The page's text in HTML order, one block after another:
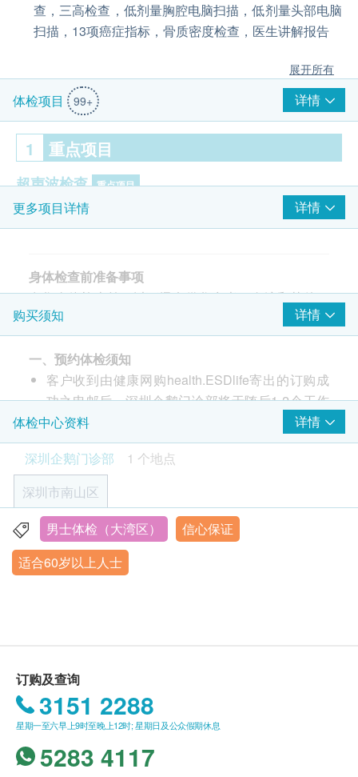
查，三高检查，低剂量胸腔电脑扫描，低剂量头部电脑
扫描，13项癌症指标，骨质密度检查，医生讲解报告
展开所有
体检项目 99+ 详情
1 重点项目
超声波检查 重点项目
前列腺超声波- 只限男士
上腹腔超声波:肝
上腹腔超声波:胰
上腹腔超声波:脾
上腹腔超声波:胆
上腹腔超声波:肾
颈动脉超声波
输尿管超声波
心脏超声波
癌症指标 重点项目
甲种胎蛋白 (肝癌)
癌胚抗原 (肠癌)
总前列腺癌抗原 (只限男士)
游离前列腺癌抗原 (只限男士)
前列腺抗原比率
细胞角蛋白19片段(肺)
EB病毒衣壳抗原IgA抗体（鼻咽癌）
EB病毒Rta-IgG（鼻咽癌）
EB病毒早期抗原IgA抗体（鼻咽癌）
心脏检查 重点项目
更多项目详情 详情
身体检查前准备事项
在您身体检查前，以下讯息供您参考。血液和其他一
些检查需要您在检查前做相关准备。
节食至少8小时。避免在检查前一晚23：00后进餐
(可以喝少量白开水）。
请在抽血检查后服用您常规晨间药物
尿液和粪便检查建议在例假结束后3 天后进行
若要进行上腹部超声波检查，需空腹8小时以上。
检查进行时，由于会使用到凝胶，可能稍感不适，
比如少许湿冷的感觉。
进行盆腔超声波检查之前，需要多喝水并在检查1
小时之前避免小便，使膀胱充满尿液，形成音感视
窗，使超声波更清晰。
如果您在检查前感到不适或患有其他疾患康覆(不
超过3天)，我们建议您延缓体检。避免实验室检查
购买须知 详情
一、预约体检须知
客户收到由健康网购health.ESDlife寄出的订购成
功之电邮后，深圳企鹅门诊部将于随后1-2个工作
天的办公时间内，致电客户预约身体检查的时间及
地点。客户亦可至少提前1日透过WhatsApp联络
深圳企鹅门诊部进行预约（WhatsApp：+86
19076182486）。
客户至现场后，深圳企鹅门诊部工作人员会核对客
户的姓名、出生年月日、手机号及健康网购
health.ESDlife订购成功之电邮以确认客户身份。
订单如需改期，请至少提前1日透过WhatsApp联
企鹅门诊部可安排医护人员陪同提供翻译服务。
如果商户页面与体检计划页面的繁体中文、简体中
文、英文三个版本有任何抵触或不相符之处，应以
繁体中文版本为准。
体检中心资料
详情
深圳企鹅门诊部
1 个地点
深圳市南山区
深圳市南山區軟件產業基地海天二路19號盈峰中心206,302
室
營業時間：星期二至星期六 上午08:30am - 17:30am
男士体检（大湾区）
信心保证
适合60岁以上人士
订购及查询
3151 2288
星期一至六早上9时至晚上12时; 星期日及公众假期休息
5283 4117